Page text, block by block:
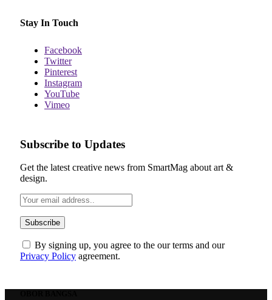
Stay In Touch
Facebook
Twitter
Pinterest
Instagram
YouTube
Vimeo
Subscribe to Updates
Get the latest creative news from SmartMag about art &
design.
By signing up, you agree to the our terms and our
Privacy Policy agreement.